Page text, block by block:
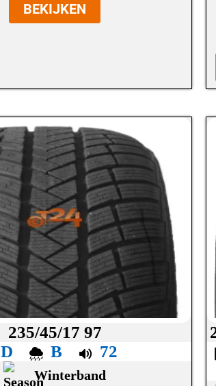
BEKIJKEN
235/45/17 97
D
B 72
Winterband